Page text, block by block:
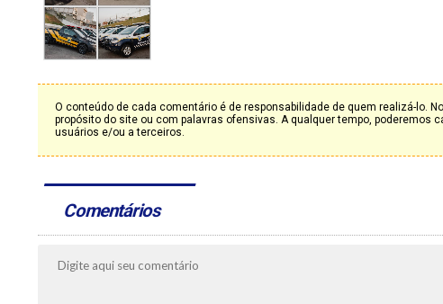
O conteúdo de cada comentário é de responsabilidade de quem realizá-lo.
propósito do site ou com palavras ofensivas. A qualquer tempo,
usuários e/ou a terceiros.
Comentários